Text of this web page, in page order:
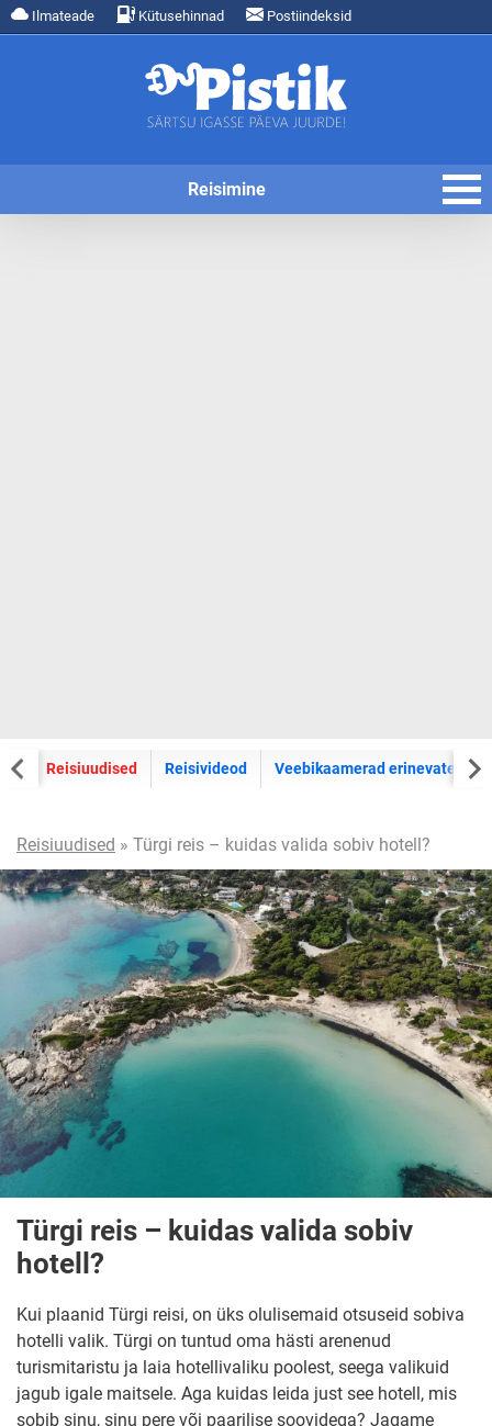
Ilmateade Kütusehinnad Postiindeksid
Reisimine
Reisiuudised Reisivideod Veebikaamerad erinevatest
Reisiuudised » Türgi reis – kuidas valida sobiv hotell?
Türgi reis – kuidas valida sobiv
hotell?
Kui plaanid Türgi reisi, on üks olulisemaid otsuseid sobiva
hotelli valik. Türgi on tuntud oma hästi arenenud
turismitaristu ja laia hotellivaliku poolest, seega valikuid
jagub igale maitsele. Aga kuidas leida just see hotell, mis
sobib sinu, sinu pere või paarilise soovidega? Jagame